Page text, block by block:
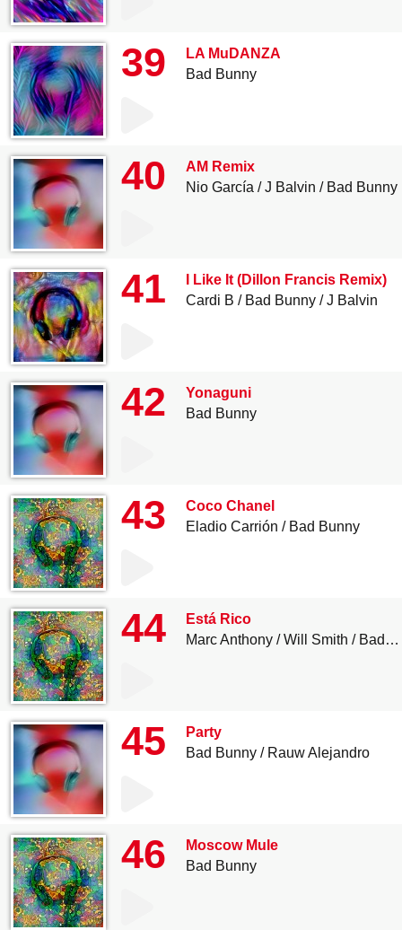
39
LA MuDANZA
Bad Bunny
40
AM Remix
Nio García
J Balvin Bad Bunny
41
I Like It (Dillon Francis Remix)
Cardi B
Bad Bunny J Balvin
42
Yonaguni
Bad Bunny
43
Coco Chanel
Eladio Carrión
Bad Bunny
44
Está Rico
Marc Anthony
Will Smith Bad Bunny
45
Party
Bad Bunny
Rauw Alejandro
46
Moscow Mule
Bad Bunny